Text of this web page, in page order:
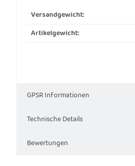
Versandgewicht:
Artikelgewicht:
GPSR Informationen
Technische Details
Bewertungen